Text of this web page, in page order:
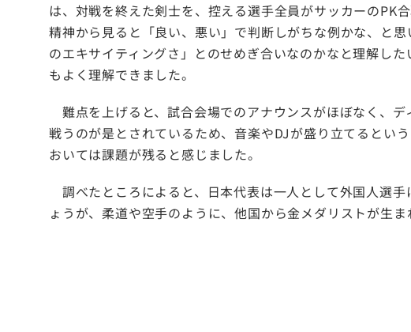
は、対戦を終えた剣士を、控える選手全員がサッカーのPK
精神から見ると「良い、悪い」で判断しがちな例かな、と
のエキサイティングさ」とのせめぎ合いなのかなと理解し
もよく理解できました。
難点を上げると、試合会場でのアナウンスがほぼなく、
戦うのが是とされているため、音楽やDJが盛り立てるとい
おいては課題が残ると感じました。
調べたところによると、日本代表は一人として外国人選
ょうが、柔道や空手のように、他国から金メダリストが生